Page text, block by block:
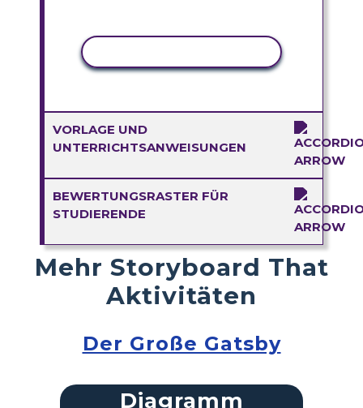
VORLAGE UND
UNTERRICHTSANWEISUNGEN
BEWERTUNGSRASTER FÜR
STUDIERENDE
Mehr Storyboard That
Aktivitäten
Der Große Gatsby
Diagramm